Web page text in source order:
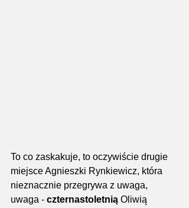
To co zaskakuje, to oczywiście drugie
miejsce Agnieszki Rynkiewicz, która
nieznacznie przegrywa z uwaga,
uwaga - czternastoletnią Oliwią